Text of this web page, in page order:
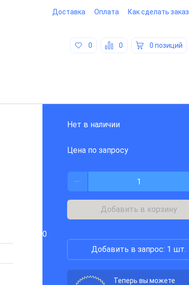
Доставка Оплата Как сделать заказ
0 0 0 позиций
Нет в наличии
Цена по запросу
Добавить в корзину
0
Добавить в запрос: 1 шт.
Теперь вы можете